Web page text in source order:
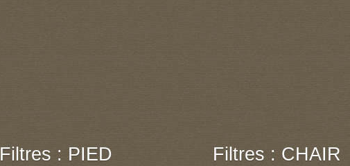
Filtres : PIED Filtres : CHAIR